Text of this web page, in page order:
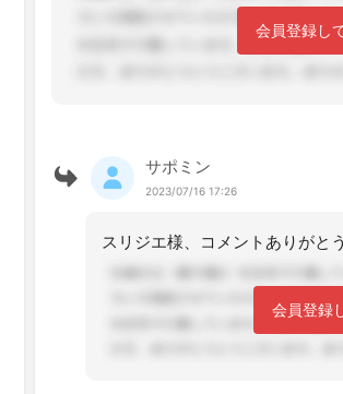
会員登録し
サポミン
2023/07/16 17:26
スリジエ様、コメントありがと
会員登録